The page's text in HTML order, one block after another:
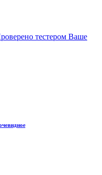
тестером Ваше